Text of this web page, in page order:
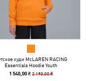
худи McLAREN RACING
Essentials Hoodie Youth
1 540,00 ₴2 190,00 ₴